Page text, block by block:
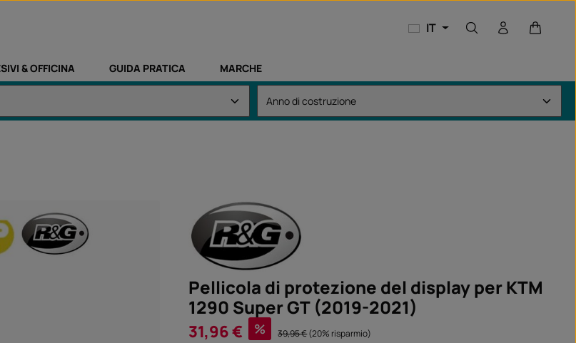
IT Il
& OFFICINA GUIDA PRATICA MARCHE
Pellicola di protezione del display per KTM
1290 Super GT (2019-2021)
Prezzo di vendita:
31,96 € % Prezzo normale:
39,95 €(20% risparmio)